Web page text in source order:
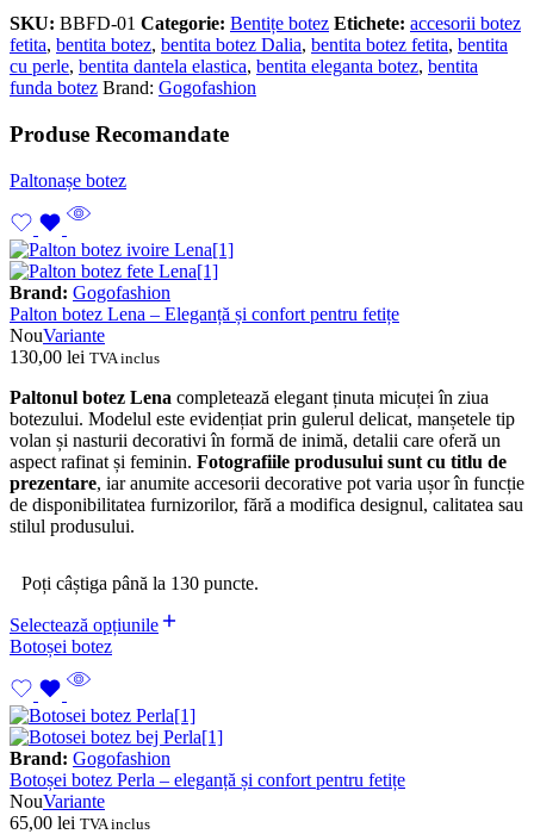
SKU: BBFD-01 Categorie: Bentițe botez Etichete: accesorii botez
fetita, bentita botez, bentita botez Dalia, bentita botez fetita, bentita
cu perle, bentita dantela elastica, bentita eleganta botez, bentita
funda botez Brand: Gogofashion
Produse Recomandate
Paltonașe botez
Brand: Gogofashion
Palton botez Lena – Eleganță și confort pentru fetițe
NouVariante
130,00 lei TVA inclus
Paltonul botez Lena completează elegant ținuta micuței în ziua
botezului. Modelul este evidențiat prin gulerul delicat, manșetele tip
volan și nasturii decorativi în formă de inimă, detalii care oferă un
aspect rafinat și feminin. Fotografiile produsului sunt cu titlu de
prezentare, iar anumite accesorii decorative pot varia ușor în funcție
de disponibilitatea furnizorilor, fără a modifica designul, calitatea sau
stilul produsului.
Poți câștiga până la 130 puncte.
Selectează opțiunile
Botoșei botez
Brand: Gogofashion
Botoșei botez Perla – eleganță și confort pentru fetițe
NouVariante
65,00 lei TVA inclus